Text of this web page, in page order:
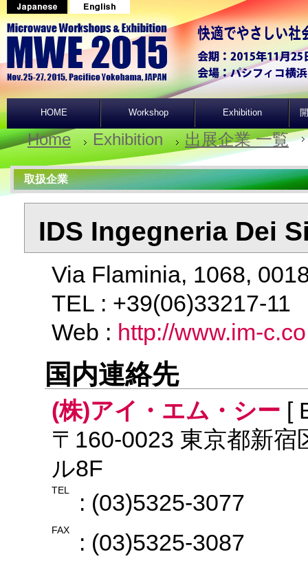
HOME Workshop Exhibition
Home Exhibition 出展企業 一覧
取扱企業
IDS Ingegneria Dei
Via Flaminia, 1068,
TEL : +39(06)33217-
Web : http://www.im-
国内連絡先
(株)アイ・エム・シー [
〒160-0023 東京都新
ル8F
TEL : (03)5325-3077
FAX : (03)5325-3087